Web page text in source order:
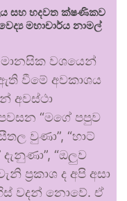
සහ හදවත ක්ෂණිකව
මහාචාර්ය නාමල්
වශයෙන්
වීමේ අවකාශය
අවස්ථා
“මගේ පපුව
වුණා”, “හාට්
“ඔලුව
ප්‍රකාශ ද අපි අසා
වදන් නොවේ. ඒ